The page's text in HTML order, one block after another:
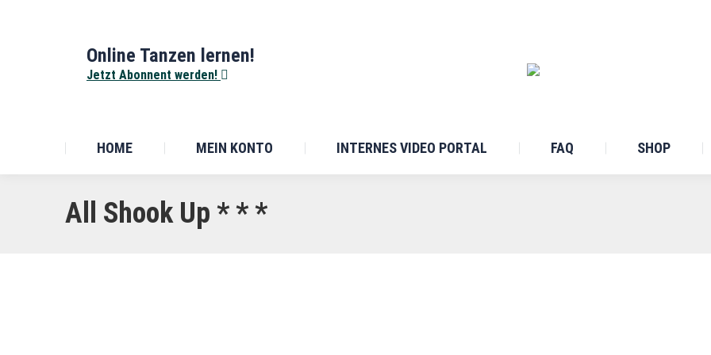
Online Tanzen lernen!
Jetzt Abonnent werden!
HOME MEIN KONTO INTERNES VIDEO PORTAL FAQ SHOP
All Shook Up * * *